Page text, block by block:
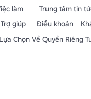
làm Trung tâm tin
Trợ giúp Điều khoản
Chọn Về Quyền Riêng